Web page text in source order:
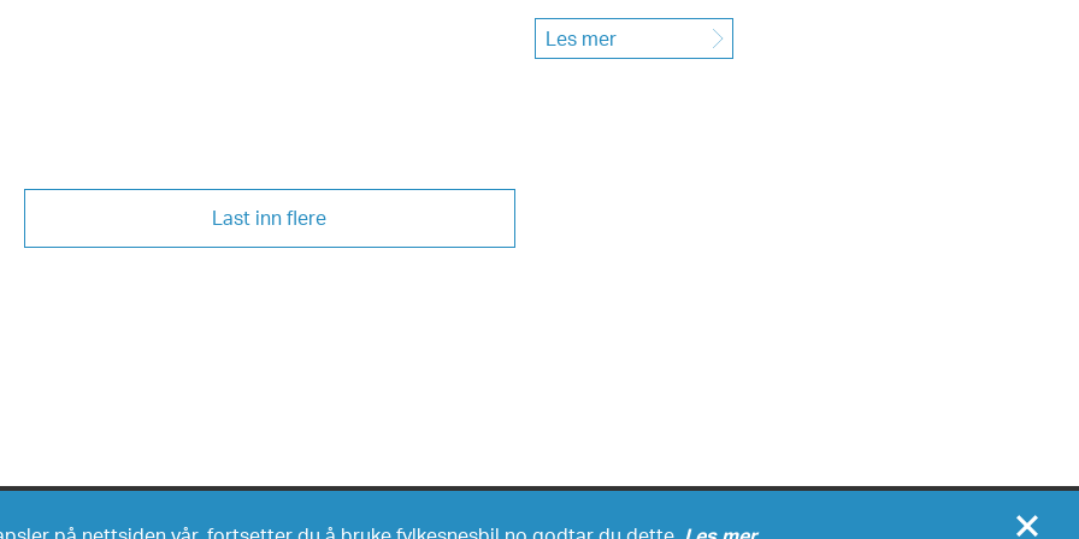
Les mer
Last inn flere
Nybil Bruktbil Verksted Om oss